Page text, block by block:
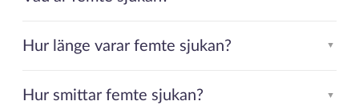
Hur länge varar femte sjukan? ▲
Hur smittar femte sjukan? ▲